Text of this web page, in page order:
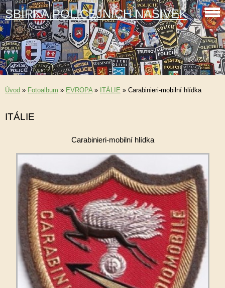
SBÍRKA POLICEJNÍCH NÁŠIVEK
Úvod » Fotoalbum » EVROPA» ITÁLIE » Carabinieri-mobilní hlídka
ITÁLIE
Carabinieri-mobilní hlídka